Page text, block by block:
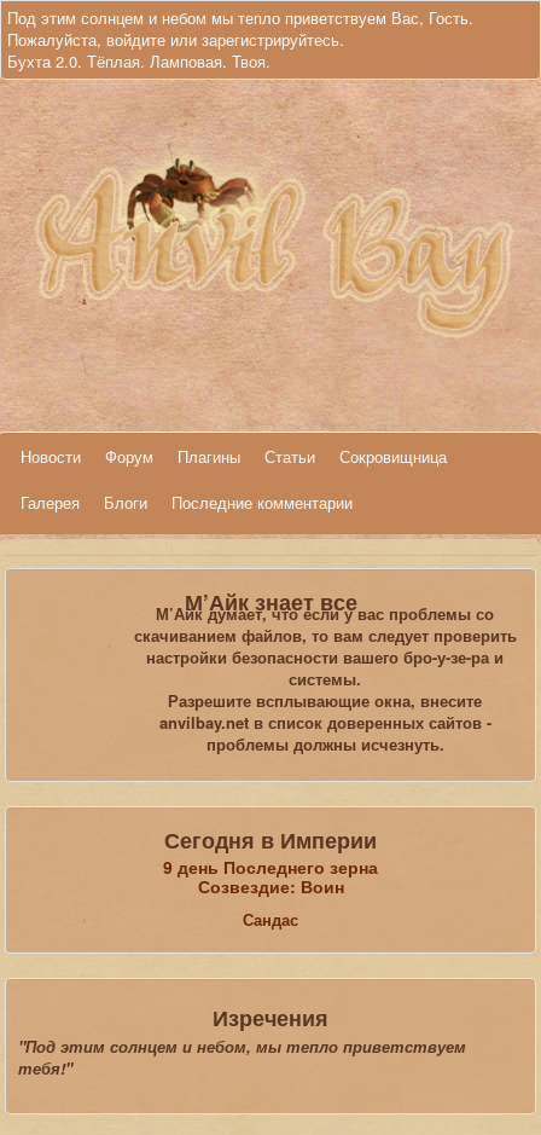
Под этим солнцем и небом мы тепло приветствуем Вас, Гость.
Пожалуйста, войдите или зарегистрируйтесь.
Бухта 2.0. Тёплая. Ламповая. Твоя.
Новости Форум Плагины Статьи
Сокровищница
Галерея
Блоги Последние комментарии
М’Айк знает все
М’Айк думает, что если у вас проблемы со
скачиванием файлов, то вам следует проверить
настройки безопасности вашего бро-у-зе-ра и
системы.
Разрешите всплывающие окна, внесите
anvilbay.net в список доверенных сайтов -
проблемы должны исчезнуть.
Сегодня в Империи
9 день Последнего зерна
Созвездие: Воин
Сандас
Изречения
"Под этим солнцем и небом, мы тепло приветствуем
тебя!"